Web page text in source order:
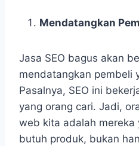
Mendatangkan
Jasa SEO bagus akan
mendatangkan pembeli
Pasalnya, SEO ini
yang orang cari. Jadi,
web kita adalah mereka
butuh produk, bukan